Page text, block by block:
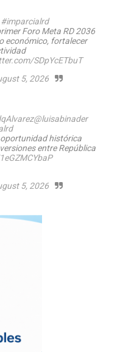
#imparcialrd
Foro Meta RD 2036
económico, fortalecer
SDpYcETbuT
5, 2026
@luisabinader
histórica
entre República
5, 2026